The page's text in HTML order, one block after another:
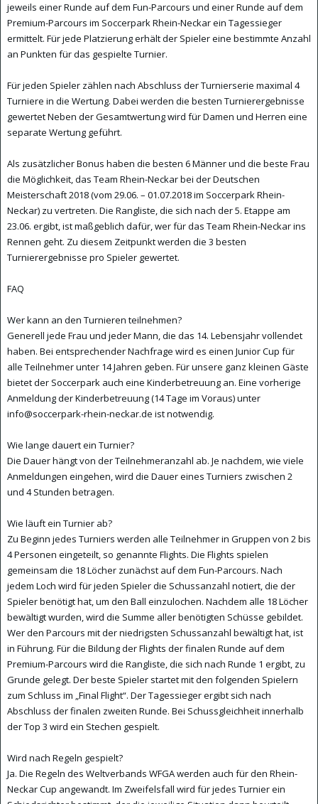
jeweils einer Runde auf dem Fun-Parcours und einer Runde auf dem
Premium-Parcours im Soccerpark Rhein-Neckar ein Tagessieger
ermittelt. Für jede Platzierung erhält der Spieler eine bestimmte Anzahl
an Punkten für das gespielte Turnier.
Für jeden Spieler zählen nach Abschluss der Turnierserie maximal 4
Turniere in die Wertung. Dabei werden die besten Turnierergebnisse
gewertet Neben der Gesamtwertung wird für Damen und Herren eine
separate Wertung geführt.
Als zusätzlicher Bonus haben die besten 6 Männer und die beste Frau
die Möglichkeit, das Team Rhein-Neckar bei der Deutschen
Meisterschaft 2018 (vom 29.06. – 01.07.2018 im Soccerpark Rhein-
Neckar) zu vertreten. Die Rangliste, die sich nach der 5. Etappe am
23.06. ergibt, ist maßgeblich dafür, wer für das Team Rhein-Neckar ins
Rennen geht. Zu diesem Zeitpunkt werden die 3 besten
Turnierergebnisse pro Spieler gewertet.
FAQ
Wer kann an den Turnieren teilnehmen?
Generell jede Frau und jeder Mann, die das 14. Lebensjahr vollendet
haben. Bei entsprechender Nachfrage wird es einen Junior Cup für
alle Teilnehmer unter 14 Jahren geben. Für unsere ganz kleinen Gäste
bietet der Soccerpark auch eine Kinderbetreuung an. Eine vorherige
Anmeldung der Kinderbetreuung (14 Tage im Voraus) unter
info@soccerpark-rhein-neckar.de ist notwendig.
Wie lange dauert ein Turnier?
Die Dauer hängt von der Teilnehmeranzahl ab. Je nachdem, wie viele
Anmeldungen eingehen, wird die Dauer eines Turniers zwischen 2
und 4 Stunden betragen.
Wie läuft ein Turnier ab?
Zu Beginn jedes Turniers werden alle Teilnehmer in Gruppen von 2 bis
4 Personen eingeteilt, so genannte Flights. Die Flights spielen
gemeinsam die 18 Löcher zunächst auf dem Fun-Parcours. Nach
jedem Loch wird für jeden Spieler die Schussanzahl notiert, die der
Spieler benötigt hat, um den Ball einzulochen. Nachdem alle 18 Löcher
bewältigt wurden, wird die Summe aller benötigten Schüsse gebildet.
Wer den Parcours mit der niedrigsten Schussanzahl bewältigt hat, ist
in Führung. Für die Bildung der Flights der finalen Runde auf dem
Premium-Parcours wird die Rangliste, die sich nach Runde 1 ergibt, zu
Grunde gelegt. Der beste Spieler startet mit den folgenden Spielern
zum Schluss im „Final Flight“. Der Tagessieger ergibt sich nach
Abschluss der finalen zweiten Runde. Bei Schussgleichheit innerhalb
der Top 3 wird ein Stechen gespielt.
Wird nach Regeln gespielt?
Ja. Die Regeln des Weltverbands WFGA werden auch für den Rhein-
Neckar Cup angewandt. Im Zweifelsfall wird für jedes Turnier ein